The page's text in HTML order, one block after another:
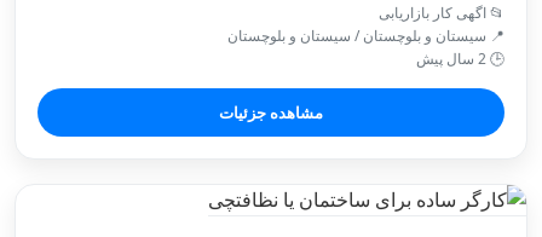
📂 اگهی کار بازاریابی
📍 سیستان و بلوچستان / سیستان و بلوچستان
🕒 2 سال پیش
مشاهده جزئیات